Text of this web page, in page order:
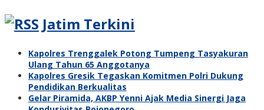
Jatim Terkini
Kapolres Trenggalek Potong Tumpeng Tasyakuran
Ulang Tahun 65 Anggotanya
Kapolres Gresik Tegaskan Komitmen Polri Dukung
Pendidikan Berkualitas
Gelar Piramida, AKBP Yenni Ajak Media Sinergi Jaga